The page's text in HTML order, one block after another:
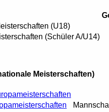
(U18)
(Schüler A/U14)
Meisterschaften)